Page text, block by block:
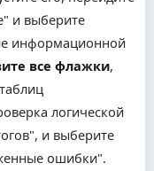
и выберите
информационной
все флажки,
логической
и выберите
ошибки".